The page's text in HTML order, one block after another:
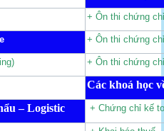
+ Ôn thi chứng
+ Ôn thi chứng
+ Ôn thi chứng
Các khoá học
– Logistic
+ Chứng chỉ kế